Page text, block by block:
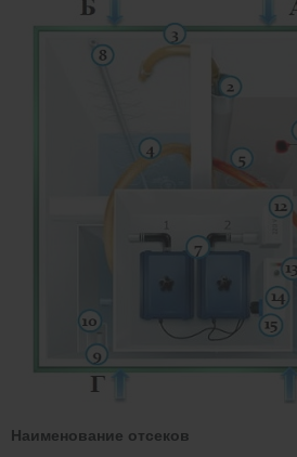
Наименование отсеков